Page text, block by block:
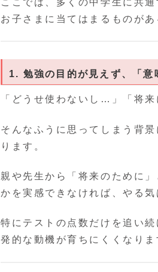
お子さまに当てはまるものが
1. 勉強の目的が見えず、「意
「どうせ使わないし…」「将
そんなふうに思ってしまう背景
ります。
親や先生から「将来のために
かを実感できなければ、やる気
特にテストの点数だけを追い
発的な動機が育ちにくくなりま